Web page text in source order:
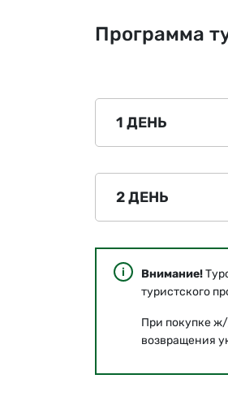
Программа
1 ДЕНЬ
2 ДЕНЬ
Внимание!
туристского
При покупке
возвращения